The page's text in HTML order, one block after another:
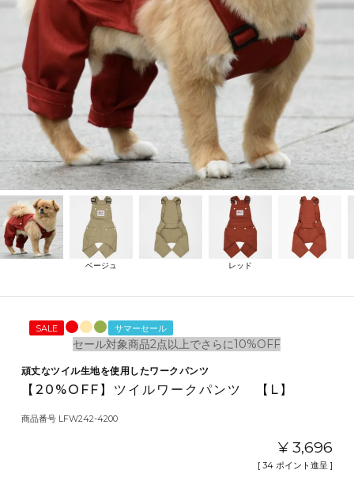
ベージュ レッド
SALE サマーセール
セール対象商品2点以上でさらに10%OFF
頑丈なツイル生地を使用したワークパンツ
【20%OFF】ツイルワークパンツ 【L】
商品番号 LFW242-4200
¥ 3,696
[ 34 ポイント進呈 ]